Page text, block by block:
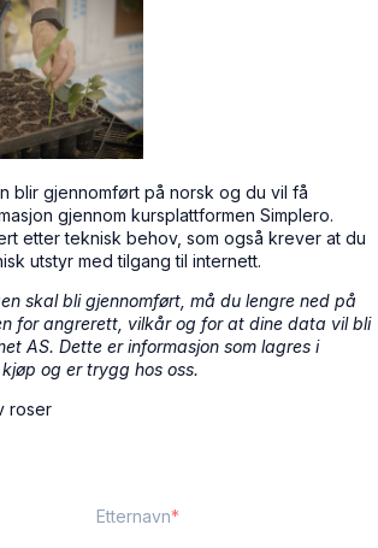
blir gjennomført på norsk og du vil få
gjennom kursplattformen Simplero.
etter teknisk behov, som også krever at du
utstyr med tilgang til internett.
skal bli gjennomført, må du lengre ned på
for angrerett, vilkår og for at dine data vil bli
AS. Dette er informasjon som lagres i
og er trygg hos oss.
roser
Etternavn